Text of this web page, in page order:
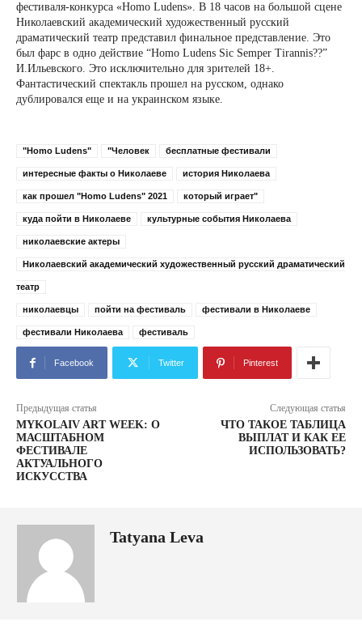
фестиваля-конкурса «Homo Ludens». В 18 часов на большой сцене
Николаевский академический художественный русский
драматический театр представил финальное представление. Это
был фарс в одно действие “Homo Ludens Sic Semper Tirannis??”
И.Ильевского. Это исключительно для зрителей 18+.
Фантастический спектакль прошел на русском, однако
дублировался еще и на украинском языке.
"Homo Ludens" "Человек бесплатные фестивали
интересные факты о Николаеве история Николаева
как прошел "Homo Ludens" 2021 который играет"
куда пойти в Николаеве культурные события Николаева
николаевские актеры
Николаевский академический художественный русский драматический
театр
николаевцы пойти на фестиваль фестивали в Николаеве
фестивали Николаева фестиваль
Facebook Twitter Pinterest
Предыдущая статья
MYKOLAIV ART WEEK: О
МАСШТАБНОМ
ФЕСТИВАЛЕ
АКТУАЛЬНОГО
ИСКУССТВА
Следующая статья
ЧТО ТАКОЕ ТАБЛИЦА
ВЫПЛАТ И КАК ЕЕ
ИСПОЛЬЗОВАТЬ?
Tatyana Leva